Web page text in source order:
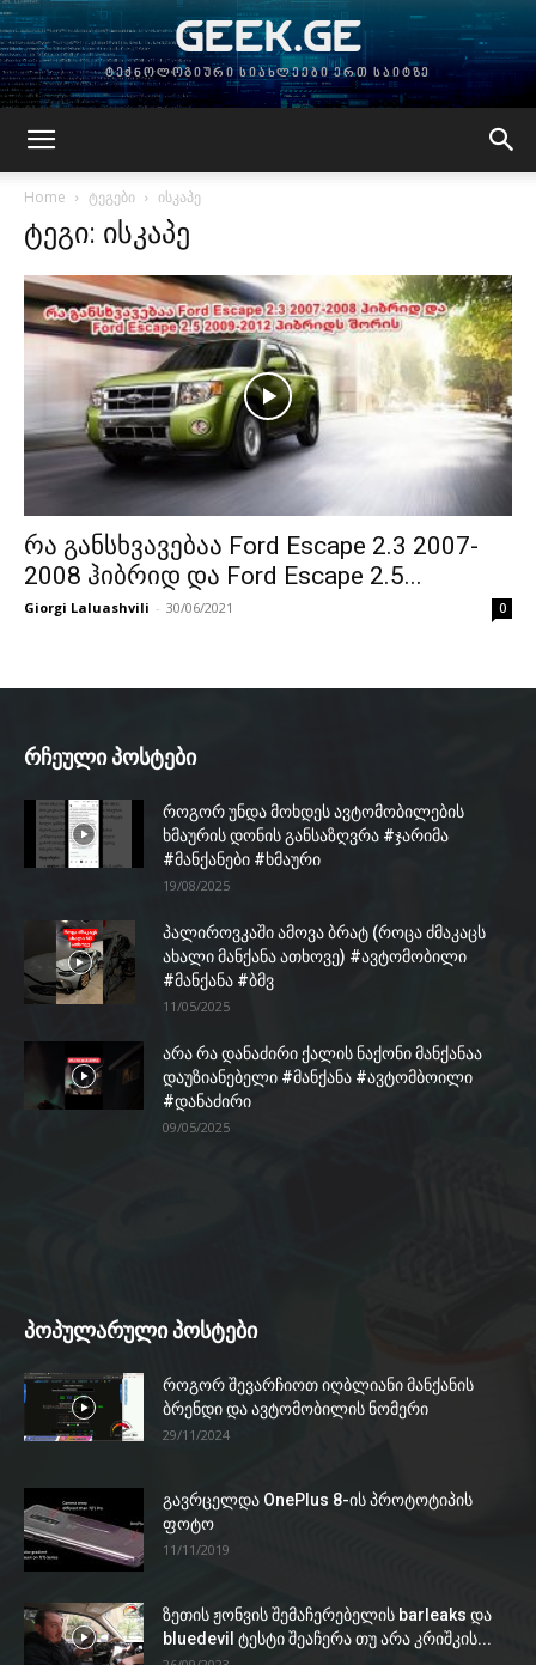
GEEK.GE
ტექნოლოგიური სიახლეები ერთ საიტზე
Home ტეგები ისკაპე
ტეგი: ისკაპე
რა განსხვავებაა Ford Escape 2.3 2007-
2008 ჰიბრიდ და Ford Escape 2.5...
Giorgi Laluashvili - 30/06/2021 0
რჩეული პოსტები
როგორ უნდა მოხდეს ავტომობილების
ხმაურის დონის განსაზღვრა #ჯარიმა
#მანქანები #ხმაური
19/08/2025
პალიროვკაში ამოვა ბრატ (როცა ძმაკაცს
ახალი მანქანა ათხოვე) #ავტომობილი
#მანქანა #ბმვ
11/05/2025
არა რა დანაძირი ქალის ნაქონი მანქანაა
დაუზიანებელი #მანქანა #ავტომბოილი
#დანაძირი
09/05/2025
პოპულარული პოსტები
როგორ შევარჩიოთ იღბლიანი მანქანის
ბრენდი და ავტომობილის ნომერი
29/11/2024
გავრცელდა OnePlus 8-ის პროტოტიპის
ფოტო
11/11/2019
ზეთის ჟონვის შემაჩერებელის barleaks და
bluedevil ტესტი შეაჩერა თუ არა კრიშკის...